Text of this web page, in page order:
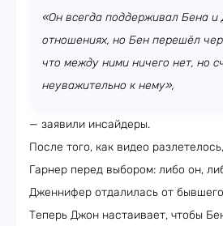
«Он всегда поддерживал Бена
отношениях, но Бен перешёл
что между ними ничего нет, но
неуважительно к нему»,
— заявили инсайдеры.
После того, как видео
Гарнер перед выбором: либо он,
Дженнифер отдалилась от
Теперь Джон настаивает, чтобы